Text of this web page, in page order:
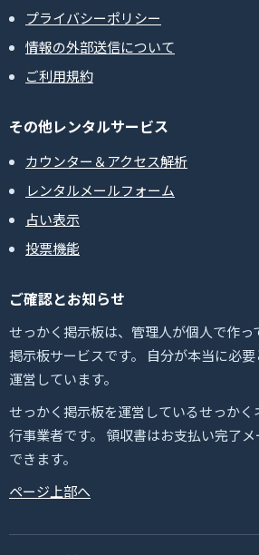
プライバシーポリシー
情報の外部送信について
ご利用規約
その他レンタルサービス
カウンター＆アクセス解析
レンタルメールフォーム
占い表示
投票機能
ご確認とお知らせ
せっかく掲示板は、管理人が個人で作っ
掲示板サービスです。 自分が本当に必
運営しています。
せっかく掲示板を運営しているせっか
行事業者です。 領収書はお支払い完了
できます。
ページ上部へ